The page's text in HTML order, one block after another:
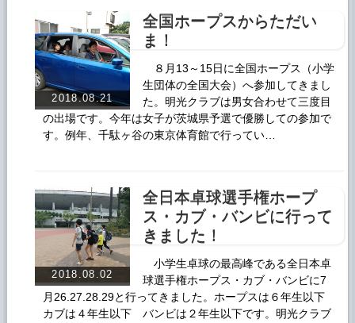
2018.08.21
全国ホープスからただい
ま！
８月13～15日に全国ホープス（小学
生団体の全国大会）へ参加してきまし
た。明光クラブは男女合わせて三度目
の出場です。今年は女子が茨城県予選で優勝しての参加で
す。例年、千駄ヶ谷の東京体育館で行ってい…
2018.08.02
全日本卓球選手権ホープ
ス・カブ・バンビに行って
きました！
小学生卓球の最高峰である全日本卓
球選手権ホープス・カブ・バンビに7
月26.27.28.29と行ってきました。ホープスは６年生以下
カブは４年生以下 バンビは２年生以下です。明光クラブ